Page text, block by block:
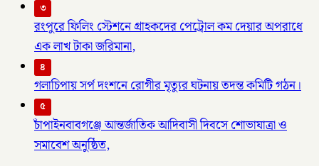
৩
রংপুরে ফিলিং স্টেশনে গ্রাহকদের পেট্রোল কম দেয়ার অপরাধে
এক লাখ টাকা জরিমানা,
৪
গলাচিপায় সর্প দংশনে রোগীর মৃত্যুর ঘটনায় তদন্ত কমিটি গঠন।
৫
চাঁপাইনবাবগঞ্জে আন্তর্জাতিক আদিবাসী দিবসে শোভাযাত্রা ও
সমাবেশ অনুষ্ঠিত,